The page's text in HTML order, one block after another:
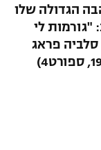
הגדולה שלו
"גורמות לי
פראג